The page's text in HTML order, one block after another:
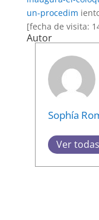
un-procedim
[fecha de visita:
Autor
Sophía
Ver